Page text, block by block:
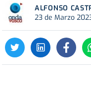
ALFONSO
23 de Marzo